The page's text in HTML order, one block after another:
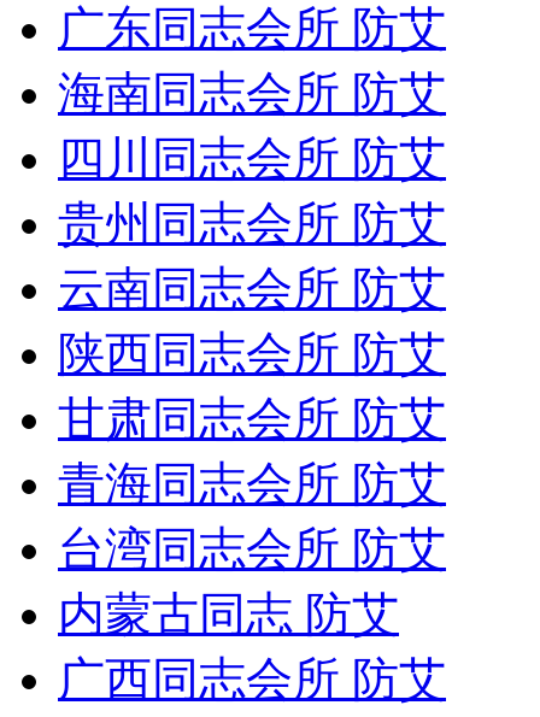
广东同志会所 防艾
海南同志会所 防艾
四川同志会所 防艾
贵州同志会所 防艾
云南同志会所 防艾
陕西同志会所 防艾
甘肃同志会所 防艾
青海同志会所 防艾
台湾同志会所 防艾
内蒙古同志 防艾
广西同志会所 防艾